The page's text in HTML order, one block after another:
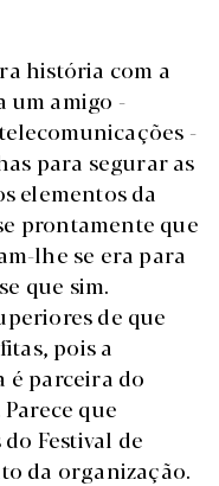
história com a
um amigo -
-
para segurar as
elementos da
prontamente que
lhe se era para
que sim.
de que
pois a
é parceira do
que
Festival de
da organização.